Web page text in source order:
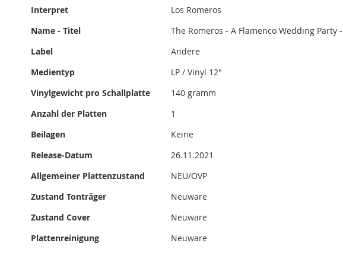
Interpret
Los Romeros
Name - Titel
The Romeros - A Flamenco Wedding Party
Label
Andere
Medientyp
LP / Vinyl 12"
Vinylgewicht pro Schallplatte
140 gramm
Anzahl der Platten
1
Beilagen
Keine
Release-Datum
26.11.2021
Allgemeiner Plattenzustand
NEU/OVP
Zustand Tonträger
Neuware
Zustand Cover
Neuware
Plattenreinigung
Neuware